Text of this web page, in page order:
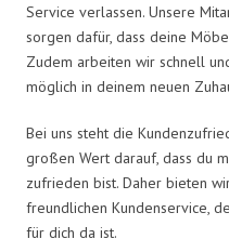
Service verlassen. Unsere
sorgen dafür, dass deine
Zudem arbeiten wir schnell
möglich in deinem neuen
Bei uns steht die
großen Wert darauf, dass du
zufrieden bist. Daher bieten
freundlichen Kundenservice,
für dich da ist.